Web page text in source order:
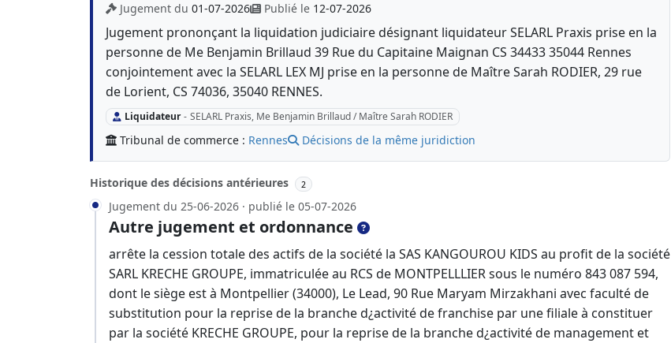
Jugement du 01-07-2026 Publié le 12-07-2026
Jugement prononçant la liquidation judiciaire désignant liquidateur SELARL Praxis prise en la
personne de Me Benjamin Brillaud 39 Rue du Capitaine Maignan CS 34433 35044 Rennes
conjointement avec la SELARL LEX MJ prise en la personne de Maître Sarah RODIER, 29 rue
de Lorient, CS 74036, 35040 RENNES.
Liquidateur - SELARL Praxis, Me Benjamin Brillaud / Maître Sarah RODIER
Tribunal de commerce : Rennes Décisions de la même juridiction
Historique des décisions antérieures 2
Jugement du 25-06-2026 · publié le 05-07-2026
Autre jugement et ordonnance
arrête la cession totale des actifs de la société la SAS KANGOUROU KIDS au profit de la société
SARL KRECHE GROUPE, immatriculée au RCS de MONTPELLLIER sous le numéro 843 087 594,
dont le siège est à Montpellier (34000), Le Lead, 90 Rue Maryam Mirzakhani avec faculté de
substitution pour la reprise de la branche d¿activité de franchise par une filiale à constituer
par la société KRECHE GROUPE, pour la reprise de la branche d¿activité de management et